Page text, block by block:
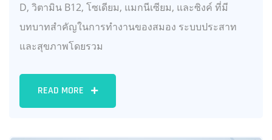
D, วิตามิน B12, โซเดียม, แมกนีเซียม, และซิงค์ ที่มี
บทบาทสำคัญในการทำงานของสมอง ระบบประสาท
และสุขภาพโดยรวม
READ MORE